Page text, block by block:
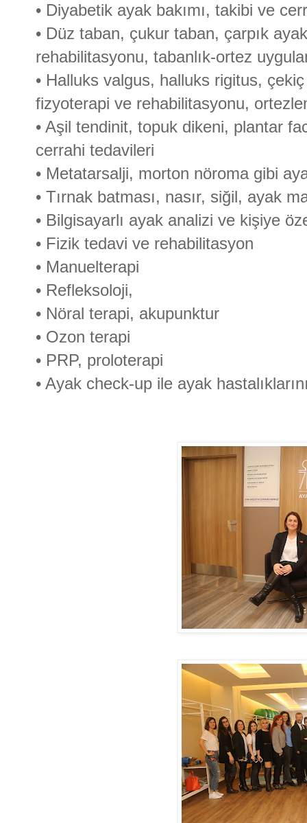
• Diyabetik ayak bakımı, takibi ve
• Düz taban, çukur taban, çarpık
rehabilitasyonu, tabanlık-ortez
• Halluks valgus, halluks rigitus,
fizyoterapi ve rehabilitasyonu,
• Aşil tendinit, topuk dikeni, plantar
cerrahi tedavileri
• Metatarsalji, morton nöroma gibi
• Tırnak batması, nasır, siğil, ayak
• Bilgisayarlı ayak analizi ve kişiye
• Fizik tedavi ve rehabilitasyon
• Manuelterapi
• Refleksoloji,
• Nöral terapi, akupunktur
• Ozon terapi
• PRP, proloterapi
• Ayak check-up ile ayak